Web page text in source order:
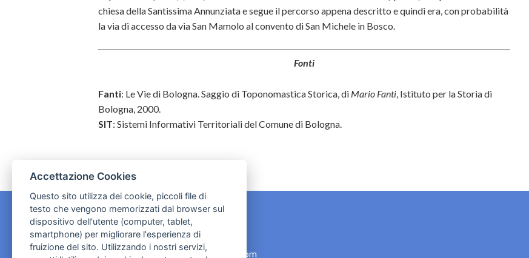
chiesa della Santissima Annunziata e segue il percorso appena descritto e quindi era, con probabilità
la via di accesso da via San Mamolo al convento di San Michele in Bosco.
Fonti
Fanti: Le Vie di Bologna. Saggio di Toponomastica Storica, di Mario Fanti, Istituto per la Storia di
Bologna, 2000.
SIT: Sistemi Informativi Territoriali del Comune di Bologna.
CONTATTI
contact.originebologna@gmail.com
Accettazione Cookies
Questo sito utilizza dei cookie, piccoli file di
testo che vengono memorizzati dal browser sul
dispositivo dell'utente (computer, tablet,
smartphone) per migliorare l'esperienza di
fruizione del sito. Utilizzando i nostri servizi,